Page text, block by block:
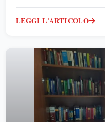
giornalistico italiano. Con
storia fatta di passione,
LEGGI L'ARTICOLO